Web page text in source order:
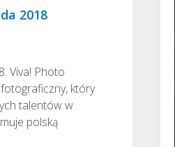
2018
Viva! Photo
który
talentów w
polską